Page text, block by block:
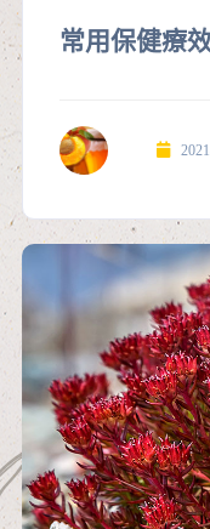
常用保健療